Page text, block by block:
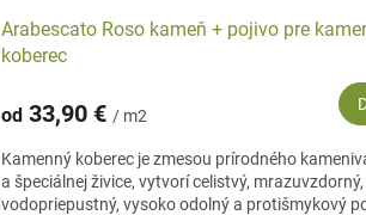
Arabescato Roso kameň + pojivo pre
koberec
od 33,90 € / m2
Kamenný koberec je zmesou prírodného
a špeciálnej živice, vytvorí celistvý, mrazuvzdorný,
vodopriepustný, vysoko odolný a protišmykový